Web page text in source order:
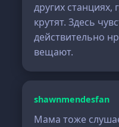
других станциях,
крутят. Здесь
действительно
вещают.
shawnmendesfan
Мама тоже